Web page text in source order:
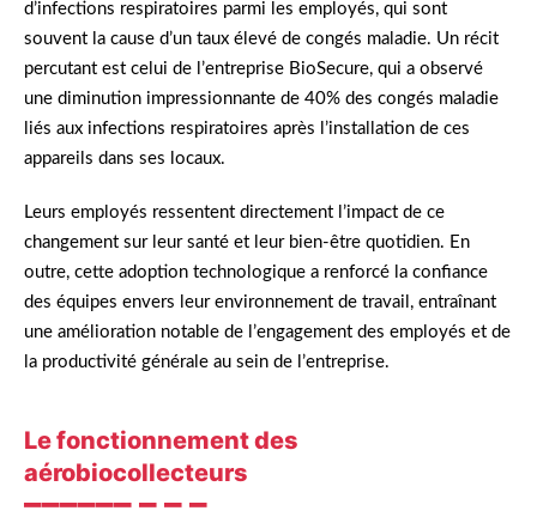
d’infections respiratoires parmi les employés, qui sont
souvent la cause d’un taux élevé de congés maladie. Un récit
percutant est celui de l’entreprise BioSecure, qui a observé
une diminution impressionnante de 40% des congés maladie
liés aux infections respiratoires après l’installation de ces
appareils dans ses locaux.
Leurs employés ressentent directement l’impact de ce
changement sur leur santé et leur bien-être quotidien. En
outre, cette adoption technologique a renforcé la confiance
des équipes envers leur environnement de travail, entraînant
une amélioration notable de l’engagement des employés et de
la productivité générale au sein de l’entreprise.
Le fonctionnement des
aérobiocollecteurs